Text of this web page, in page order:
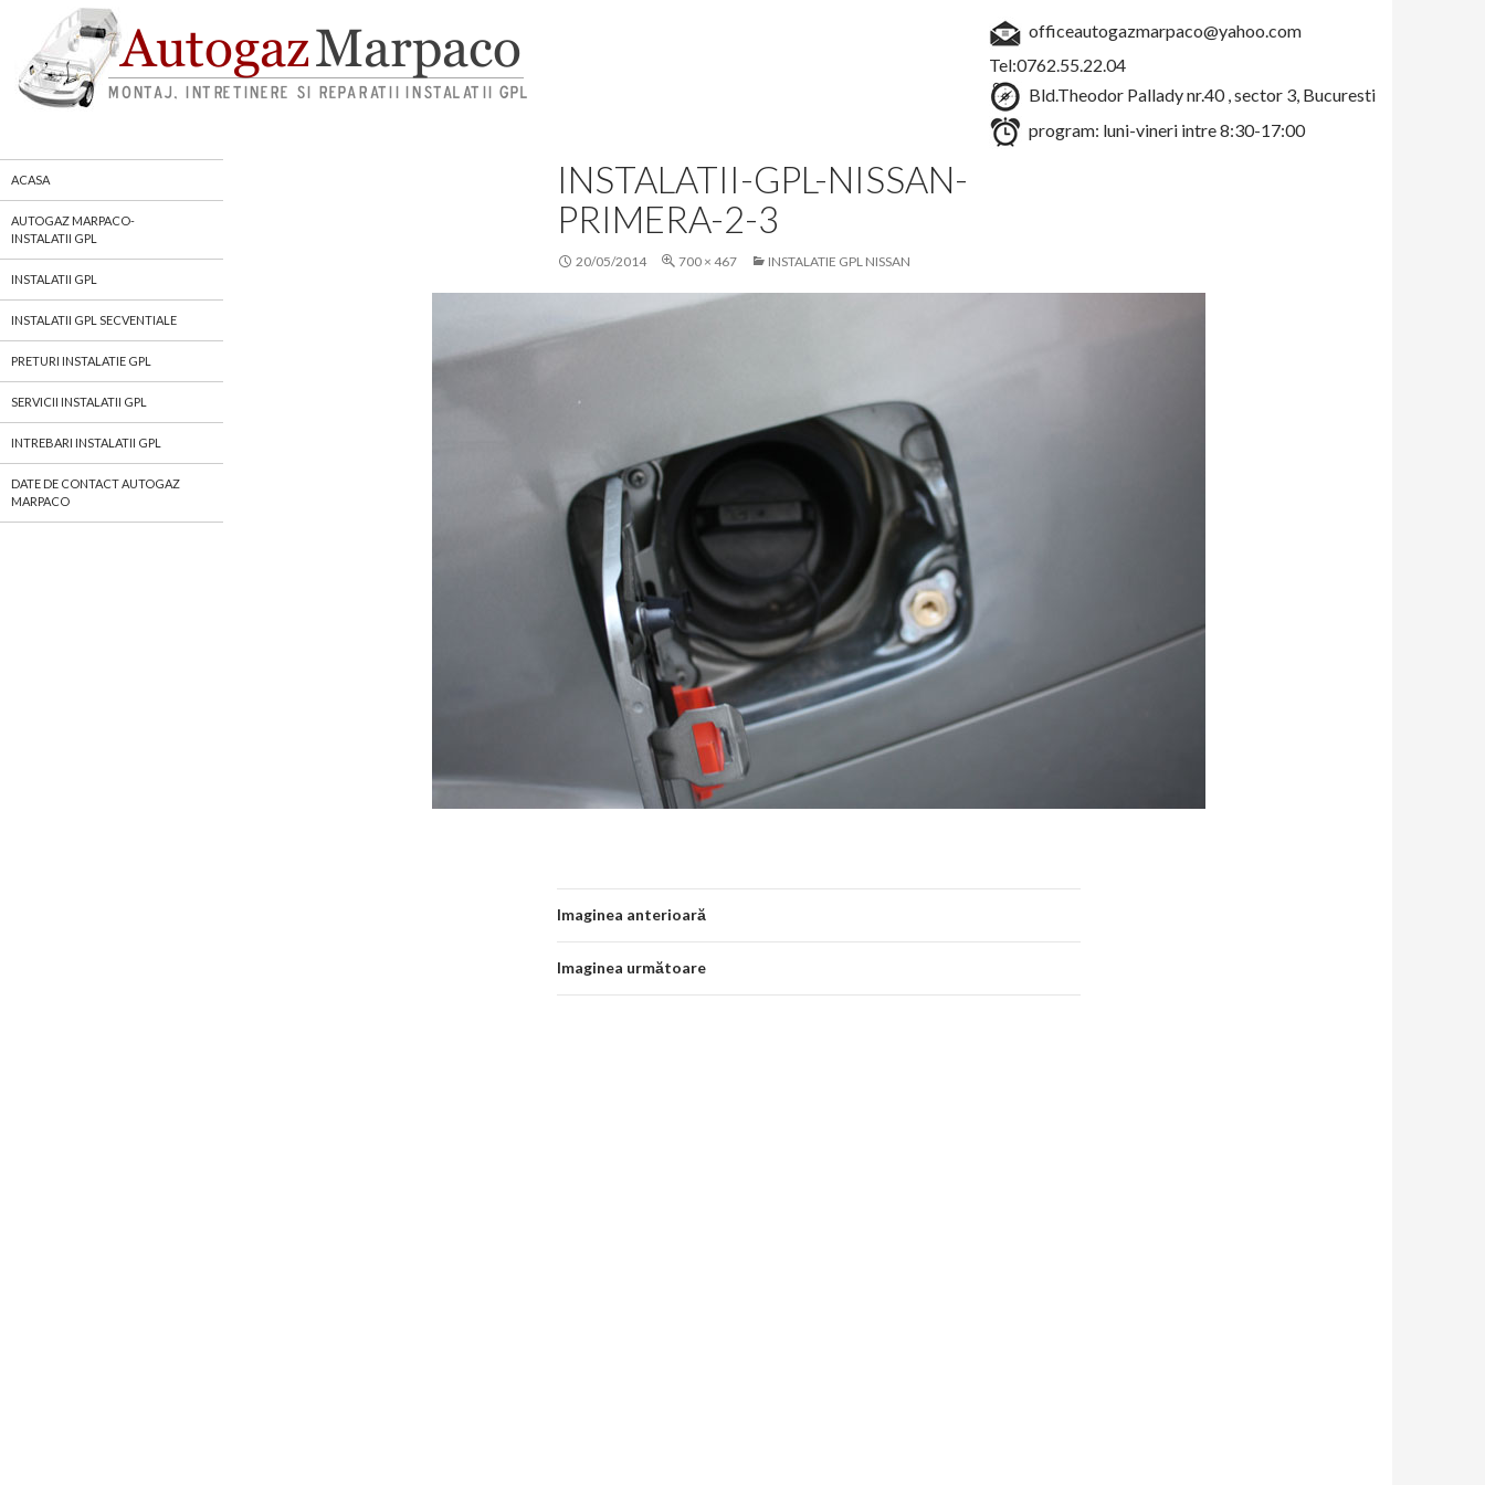
officeautogazmarpaco@yahoo.com
Tel:0762.55.22.04
Bld.Theodor Pallady nr.40 , sector 3, Bucuresti
program: luni-vineri intre 8:30-17:00
INSTALATII-GPL-NISSAN-
PRIMERA-2-3
20/05/2014 700 × 467 INSTALATIE GPL NISSAN
Imaginea anterioară
Imaginea următoare
ACASA
AUTOGAZ MARPACO-
INSTALATII GPL
INSTALATII GPL
INSTALATII GPL SECVENTIALE
PRETURI INSTALATIE GPL
SERVICII INSTALATII GPL
INTREBARI INSTALATII GPL
DATE DE CONTACT AUTOGAZ
MARPACO